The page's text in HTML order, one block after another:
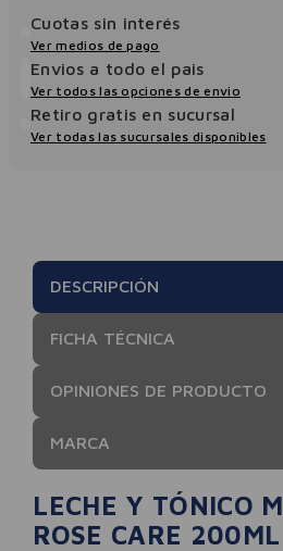
Cuotas sin interés
Ver medios de pago
Envios a todo el pais
Ver todos las opciones de envio
Retiro gratis en sucursal
Ver todas las sucursales disponibles
DESCRIPCIÓN
FICHA TÉCNICA
OPINIONES DE PRODUCTO
MARCA
LECHE Y TÓNICO
ROSE CARE 200ML